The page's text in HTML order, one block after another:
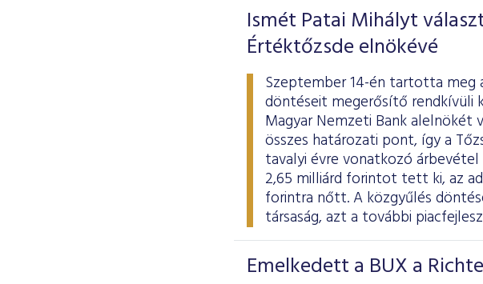
Ismét Patai Mihályt
Értéktőzsde elnökévé
Szeptember 14-én tartotta meg
döntéseit megerősítő rendkívüli
Magyar Nemzeti Bank alelnökét
összes határozati pont, így a
tavalyi évre vonatkozó
2,65 milliárd forintot tett ki, az
forintra nőtt. A közgyűlés
társaság, azt a további
Emelkedett a BUX a